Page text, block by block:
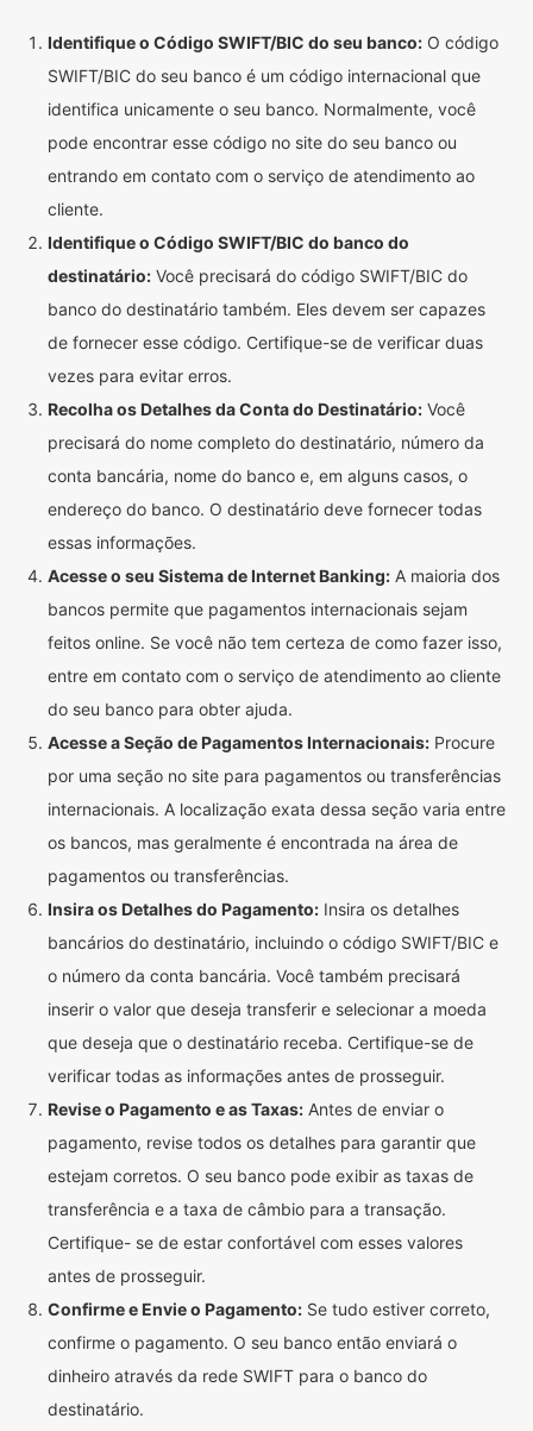
Identifique o Código SWIFT/BIC do seu banco: O código
SWIFT/BIC do seu banco é um código internacional que
identifica unicamente o seu banco. Normalmente, você
pode encontrar esse código no site do seu banco ou
entrando em contato com o serviço de atendimento ao
cliente.
Identifique o Código SWIFT/BIC do banco do
destinatário: Você precisará do código SWIFT/BIC do
banco do destinatário também. Eles devem ser capazes
de fornecer esse código. Certifique-se de verificar duas
vezes para evitar erros.
Recolha os Detalhes da Conta do Destinatário: Você
precisará do nome completo do destinatário, número da
conta bancária, nome do banco e, em alguns casos, o
endereço do banco. O destinatário deve fornecer todas
essas informações.
Acesse o seu Sistema de Internet Banking: A maioria dos
bancos permite que pagamentos internacionais sejam
feitos online. Se você não tem certeza de como fazer isso,
entre em contato com o serviço de atendimento ao cliente
do seu banco para obter ajuda.
Acesse a Seção de Pagamentos Internacionais: Procure
por uma seção no site para pagamentos ou transferências
internacionais. A localização exata dessa seção varia entre
os bancos, mas geralmente é encontrada na área de
pagamentos ou transferências.
Insira os Detalhes do Pagamento: Insira os detalhes
bancários do destinatário, incluindo o código SWIFT/BIC e
o número da conta bancária. Você também precisará
inserir o valor que deseja transferir e selecionar a moeda
que deseja que o destinatário receba. Certifique-se de
verificar todas as informações antes de prosseguir.
Revise o Pagamento e as Taxas: Antes de enviar o
pagamento, revise todos os detalhes para garantir que
estejam corretos. O seu banco pode exibir as taxas de
transferência e a taxa de câmbio para a transação.
Certifique- se de estar confortável com esses valores
antes de prosseguir.
Confirme e Envie o Pagamento: Se tudo estiver correto,
confirme o pagamento. O seu banco então enviará o
dinheiro através da rede SWIFT para o banco do
destinatário.